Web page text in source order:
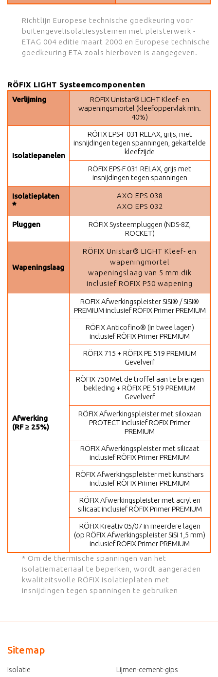
Richtlijn Europese technische goedkeuring voor
buitengevelisolatiesystemen met pleisterwerk -
ETAG 004 editie maart 2000 en Europese technische
goedkeuring ETA zoals hierboven is aangegeven.
RÖFIX LIGHT Systeemcomponenten
Verlijming
RÖFIX Unistar® LIGHT Kleef- en
wapeningsmortel (kleefoppervlak min.
40%)
Isolatiepanelen
RÖFIX EPS-F 031 RELAX, grijs, met
insnijdingen tegen spanningen, gekartelde
kleefzijde
RÖFIX EPS-F 031 RELAX, grijs met
insnijdingen tegen spanningen
Isolatieplaten
*
AXO EPS 038
AXO EPS 032
Pluggen
RÖFIX Systeempluggen (NDS-8Z,
ROCKET)
Wapeningslaag
RÖFIX Unistar® LIGHT Kleef- en
wapeningmortel
wapeningslaag van 5 mm dik
inclusief RÖFIX P50 wapening
Afwerking
(RF ≥ 25%)
RÖFIX Afwerkingspleister SiSi® / SiSi®
PREMIUM inclusief RÖFIX Primer PREMIUM
RÖFIX Anticofino® (in twee lagen)
inclusief RÖFIX Primer PREMIUM
RÖFIX 715 + RÖFIX PE 519 PREMIUM
Gevelverf
RÖFIX 750 Met de troffel aan te brengen
bekleding + RÖFIX PE 519 PREMIUM
Gevelverf
RÖFIX Afwerkingspleister met siloxaan
PROTECT inclusief RÖFIX Primer
PREMIUM
RÖFIX Afwerkingspleister met silicaat
inclusief RÖFIX Primer PREMIUM
RÖFIX Afwerkingspleister met kunsthars
inclusief RÖFIX Primer PREMIUM
RÖFIX Afwerkingspleister met acryl en
silicaat inclusief RÖFIX Primer PREMIUM
RÖFIX Kreativ 05/07 in meerdere lagen
(op RÖFIX Afwerkingspleister SiSi 1,5 mm)
inclusief RÖFIX Primer PREMIUM
* Om de thermische spanningen van het
isolatiemateriaal te beperken, wordt aangeraden
kwaliteitsvolle RÖFIX Isolatieplaten met
insnijdingen tegen spanningen te gebruiken
Sitemap
Isolatie
Lijmen-cement-gips